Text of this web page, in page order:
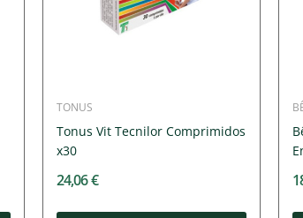
TONUS
Tonus Vit Tecnilor Comprimidos
x30
24,06 €